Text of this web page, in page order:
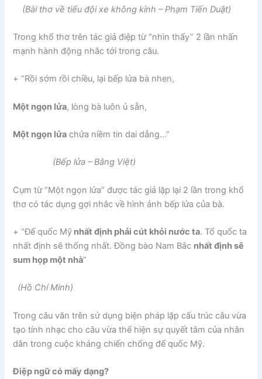
(Bài thơ về tiểu đội xe không kính – Phạm Tiến Duật)
Trong khổ thơ trên tác giả điệp từ “nhìn thấy” 2 lần nhấn
mạnh hành động nhắc tới trong câu.
+ “Rồi sớm rồi chiều, lại bếp lửa bà nhen,
Một ngọn lửa, lòng bà luôn ủ sẵn,
Một ngọn lửa chứa niềm tin dai dẳng…”
(Bếp lửa – Bằng Việt)
Cụm từ “Một ngọn lửa” được tác giả lặp lại 2 lần trong khổ
thơ có tác dụng gợi nhắc về hình ảnh bếp lửa của bà.
+ “Ðế quốc Mỹ nhất định phải cút khỏi nước ta. Tổ quốc ta
nhất định sẽ thống nhất. Ðồng bào Nam Bắc nhất định sẽ
sum họp một nhà”
(Hồ Chí Minh)
Trong câu văn trên sử dụng biện pháp lặp cấu trúc câu vừa
tạo tính nhạc cho câu vừa thể hiện sự quyết tâm của nhân
dân trong cuộc kháng chiến chống đế quốc Mỹ.
Điệp ngữ có mấy dạng?